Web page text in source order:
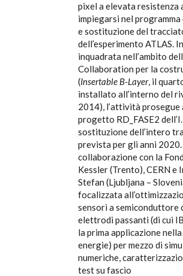
pixel a elevata resistenza
impiegarsi nel
e sostituzione del
dell’esperimento ATLAS.
inquadrata nell’ambito
Collaboration per la
(Insertable B-Layer, il
installato all’interno del
2014), l’attività prosegue
progetto RD_FASE2
sostituzione dell’intero
prevista per gli anni
collaborazione con la
Kessler (Trento), CERN e
Stefan (Ljubljana –
focalizzata
sensori a semiconduttore
elettrodi passanti (di cui
la prima applicazione
energie) per mezzo di
numeriche,
test su fascio